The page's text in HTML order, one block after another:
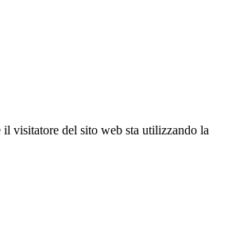
visitatore del sito web sta utilizzando la